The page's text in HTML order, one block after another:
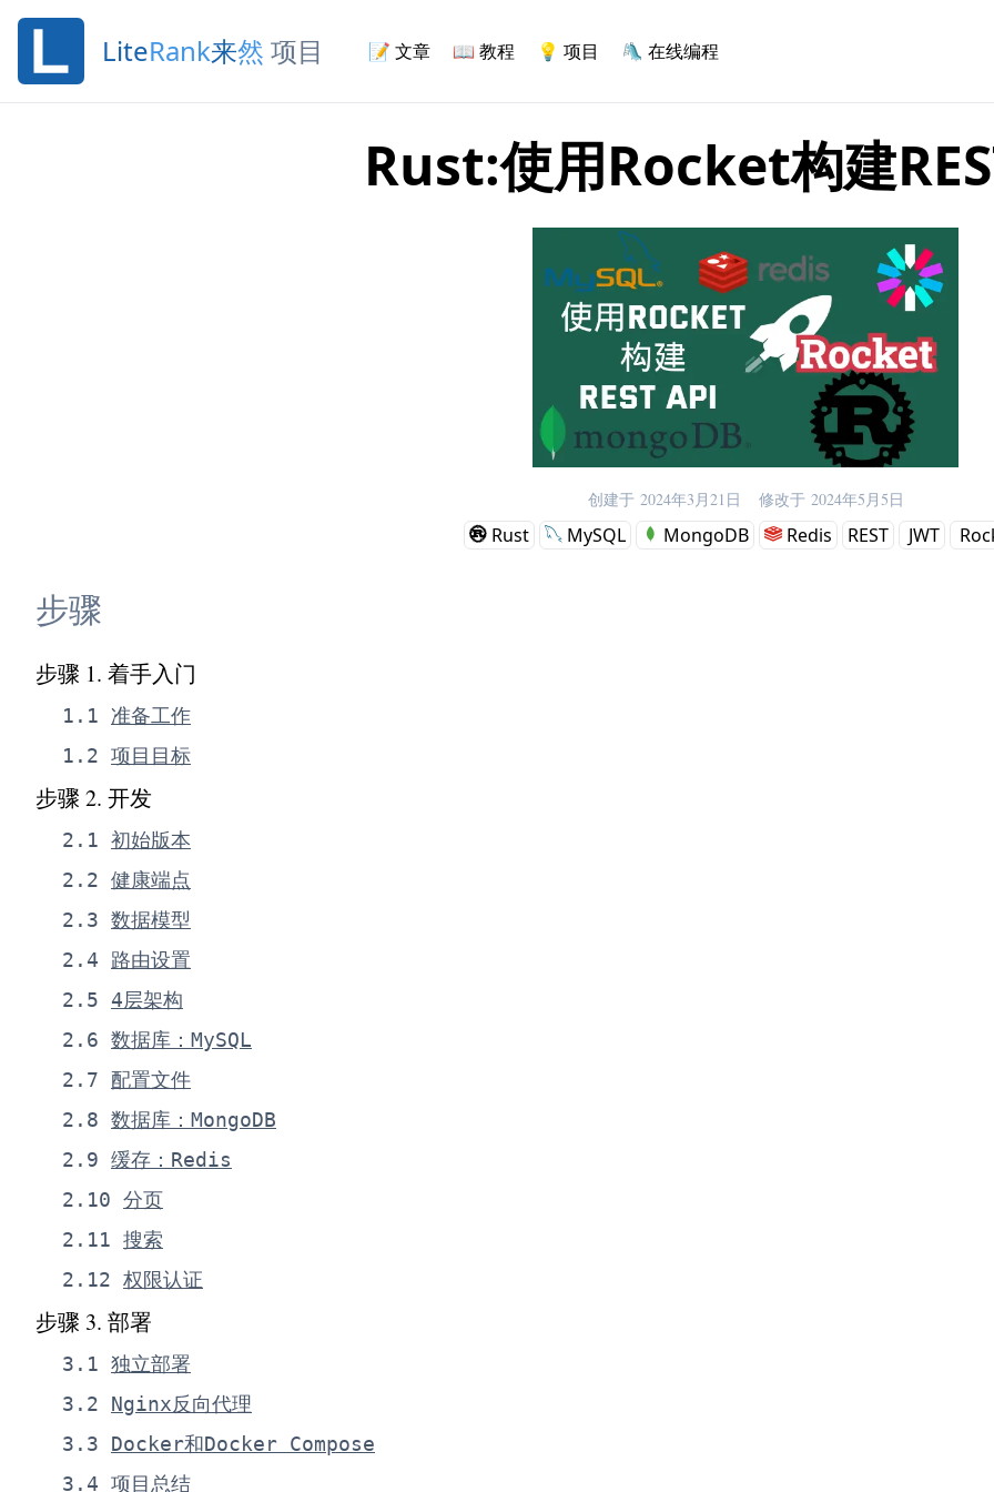
LiteRank来然 项目 📝 文章 📖 教程 💡 项目 🛝 在线编程
Rust:使用Rocket构建
创建于 2024年3月21日 修改于 2024年5月5日
Rust MySQL MongoDB Redis REST JWT
步骤
步骤 1. 着手入门
1 . 1 准备工作
1 . 2 项目目标
步骤 2. 开发
2 . 1 初始版本
2 . 2 健康端点
2 . 3 数据模型
2 . 4
路由设置
2 . 5
4层架构
2 . 6 数据库：MySQL
2 . 7 配置文件
2 . 8 数据库：MongoDB
2 . 9 缓存：Redis
2 . 10 分页
2 . 11 搜索
2 . 12 权限认证
步骤 3. 部署
3 . 1 独立部署
3 . 2
Nginx反向代理
3 . 3
Docker和Docker Compose
3 . 4 项目总结